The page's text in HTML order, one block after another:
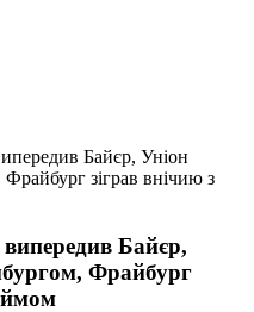
Байєр, Уніон
зіграв внічию з
Байєр,
Фрайбург